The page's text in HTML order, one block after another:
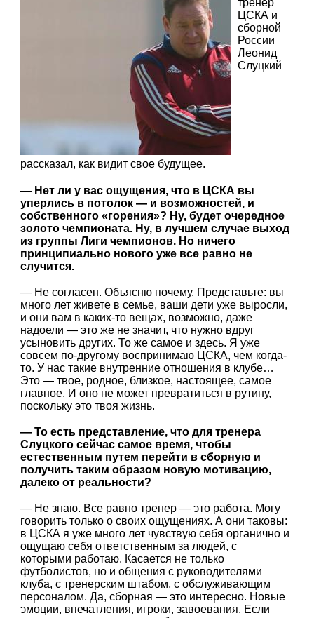
тренер
ЦСКА и
сборной
России
Леонид
Слуцкий
рассказал, как видит свое будущее.
— Нет ли у вас ощущения, что в ЦСКА вы
уперлись в потолок — и возможностей, и
собственного «горения»? Ну, будет очередное
золото чемпионата. Ну, в лучшем случае выход
из группы Лиги чемпионов. Но ничего
принципиально нового уже все равно не
случится.
— Не согласен. Объясню почему. Представьте: вы
много лет живете в семье, ваши дети уже выросли,
и они вам в каких-то вещах, возможно, даже
надоели — это же не значит, что нужно вдруг
усыновить других. То же самое и здесь. Я уже
совсем по-другому воспринимаю ЦСКА, чем когда-
то. У нас такие внутренние отношения в клубе…
Это — твое, родное, близкое, настоящее, самое
главное. И оно не может превратиться в рутину,
поскольку это твоя жизнь.
— То есть представление, что для тренера
Слуцкого сейчас самое время, чтобы
естественным путем перейти в сборную и
получить таким образом новую мотивацию,
далеко от реальности?
— Не знаю. Все равно тренер — это работа. Могу
говорить только о своих ощущениях. А они таковы:
в ЦСКА я уже много лет чувствую себя органично и
ощущаю себя ответственным за людей, с
которыми работаю. Касается не только
футболистов, но и общения с руководителями
клуба, с тренерским штабом, с обслуживающим
персоналом. Да, сборная — это интересно. Новые
эмоции, впечатления, игроки, завоевания. Если